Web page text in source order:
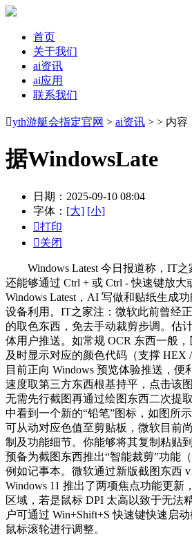
首页
关于我们
ai资讯
ai应用
联系我们
yth游艇会指定官网 > ai资讯 > > 内容
据WindowsLate
日期：2025-09-10 08:04
字体： [大] [小]
打印
关闭
Windows Latest 今日报道称，IT之
还能够通过 Ctrl + 或 Ctrl - 快速键放大
Windows Latest，AI 写做和贴纸生成
设备利用。IT之家注：微软此前曾经正
的取色东西，免去手动裁剪步调。估
体用户推送。如常规 OCR 东西一般
及时显示对应的颜色代码（支撑 HEX /
目前正向 Windows 预览体验推送，便
速度取第三方东西根基持平，点击该
无需先行截图再通过绘图东西二次提
中看到一个新的“铅笔”图标，如图所
可从动对应色值至剪贴板，微软目前
制及功能细节。你能够将其复制粘贴
预备为截图东西推出“智能裁剪”功能（
例如记事本。微软通过新版截图东西
Windows 11 推出了两项焦点功能更新
区域，若是鼠标 DPI 太高以致于无法
户可通过 Win+Shift+S 快速键快速启
鼠标滚轮进行调整。